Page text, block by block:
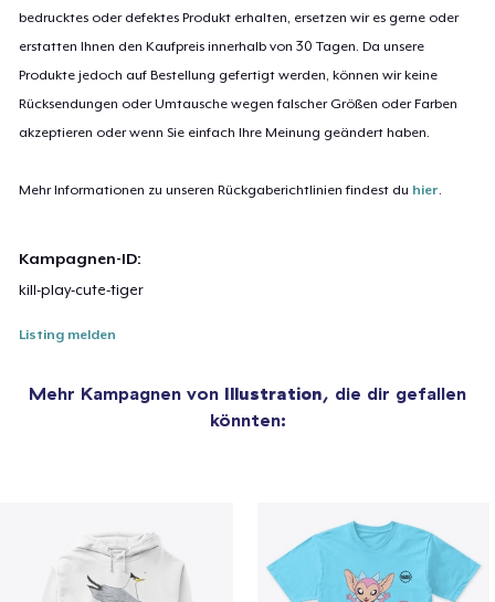
bedrucktes oder defektes Produkt erhalten, ersetzen wir es gerne oder
erstatten Ihnen den Kaufpreis innerhalb von 30 Tagen. Da unsere
Produkte jedoch auf Bestellung gefertigt werden, können wir keine
Rücksendungen oder Umtausche wegen falscher Größen oder Farben
akzeptieren oder wenn Sie einfach Ihre Meinung geändert haben.
Mehr Informationen zu unseren Rückgaberichtlinien findest du hier.
Kampagnen-ID:
kill-play-cute-tiger
Listing melden
Mehr Kampagnen von Illustration, die dir gefallen
könnten: